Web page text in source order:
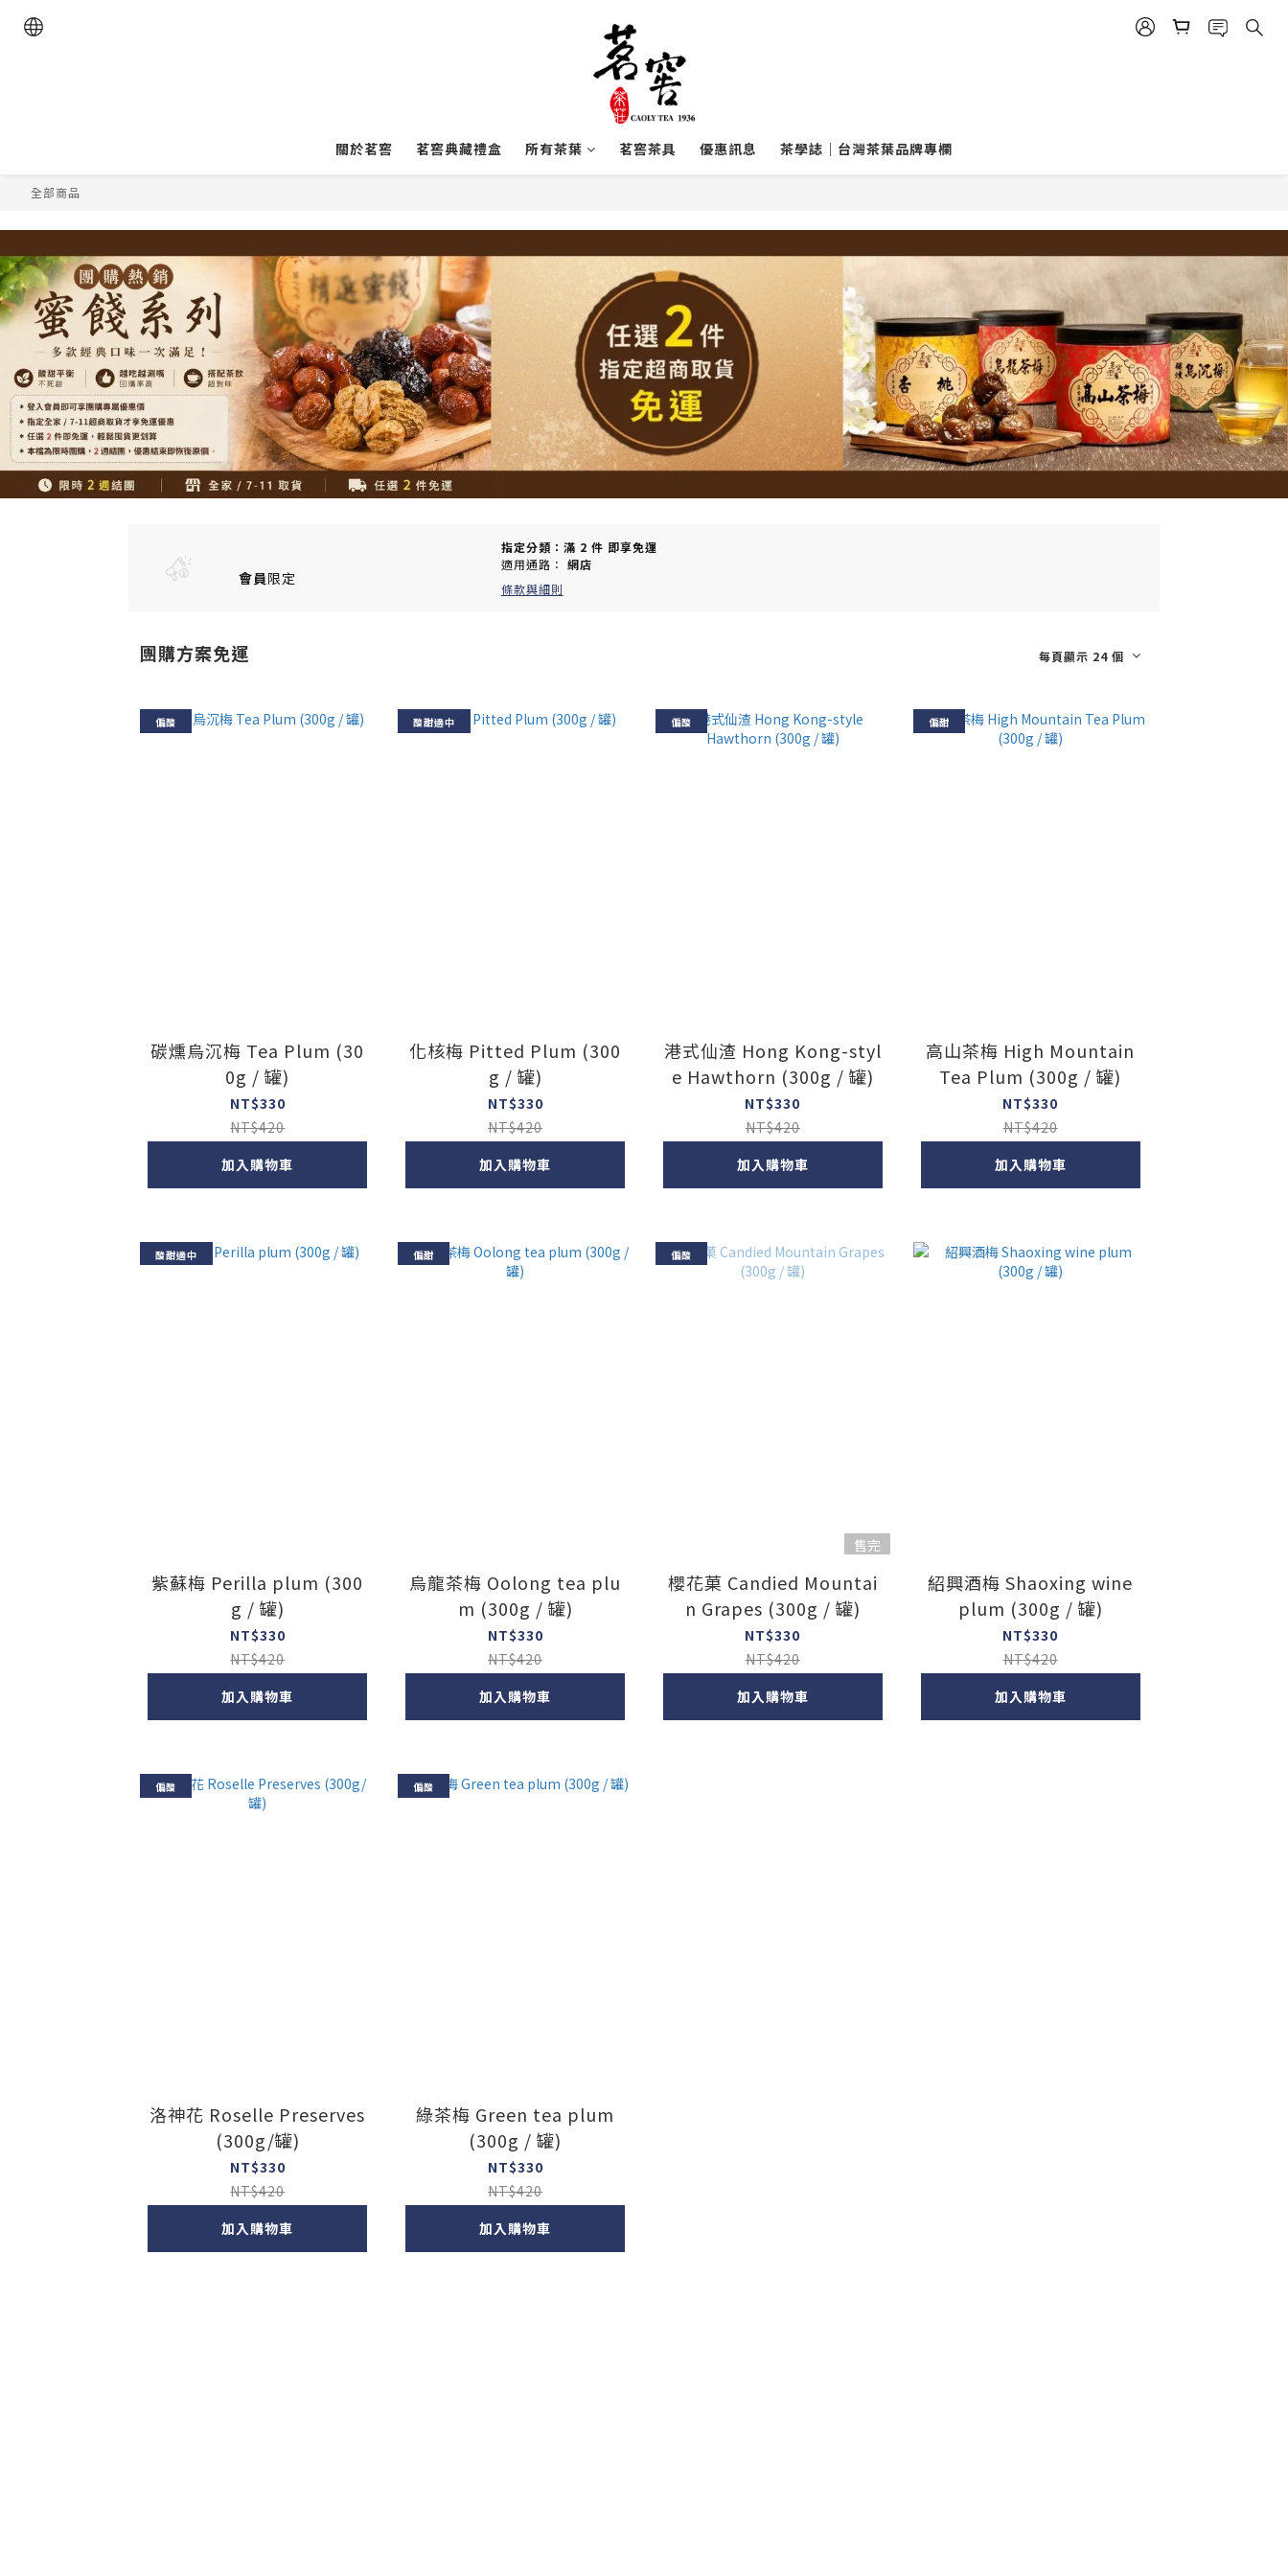
關於茗窖 茗窖典藏禮盒 所有茶葉 茗窖茶具 優惠訊息 茶學誌｜台灣茶葉品牌專欄
全部商品
會員限定
指定分類：滿 2 件 即享免運
適用通路： 網店
條款與細則
團購方案免運 每頁顯示 24 個
偏酸
碳燻烏沉梅 Tea Plum (30
0g / 罐)
NT$330
NT$420
加入購物車
酸甜適中
化核梅 Pitted Plum (300
g / 罐)
NT$330
NT$420
加入購物車
偏酸
港式仙渣 Hong Kong-styl
e Hawthorn (300g / 罐)
NT$330
NT$420
加入購物車
偏甜
高山茶梅 High Mountain
Tea Plum (300g / 罐)
NT$330
NT$420
加入購物車
酸甜適中
紫蘇梅 Perilla plum (300
g / 罐)
NT$330
NT$420
加入購物車
偏甜
烏龍茶梅 Oolong tea plu
m (300g / 罐)
NT$330
NT$420
加入購物車
偏酸
售完
櫻花菓 Candied Mountai
n Grapes (300g / 罐)
NT$330
NT$420
加入購物車
紹興酒梅 Shaoxing wine
plum (300g / 罐)
NT$330
NT$420
加入購物車
偏酸
洛神花 Roselle Preserves
(300g/罐)
NT$330
NT$420
加入購物車
偏酸
綠茶梅 Green tea plum
(300g / 罐)
NT$330
NT$420
加入購物車